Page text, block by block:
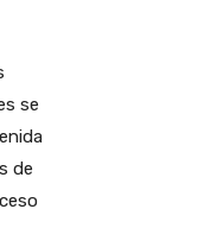
se
de